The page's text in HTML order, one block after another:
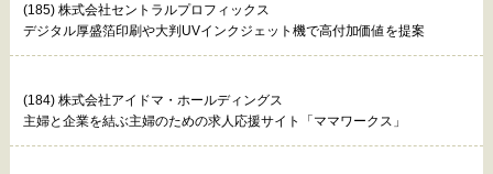
(185) 株式会社セントラルプロフィックス
デジタル厚盛箔印刷や大判UVインクジェット機で高付加価値を提案
(184) 株式会社アイドマ・ホールディングス
主婦と企業を結ぶ主婦のための求人応援サイト「ママワークス」